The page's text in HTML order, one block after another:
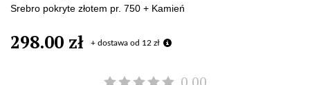
Srebro pokryte złotem pr. 750 + Kamień
298.00 zł + dostawa od 12 zł